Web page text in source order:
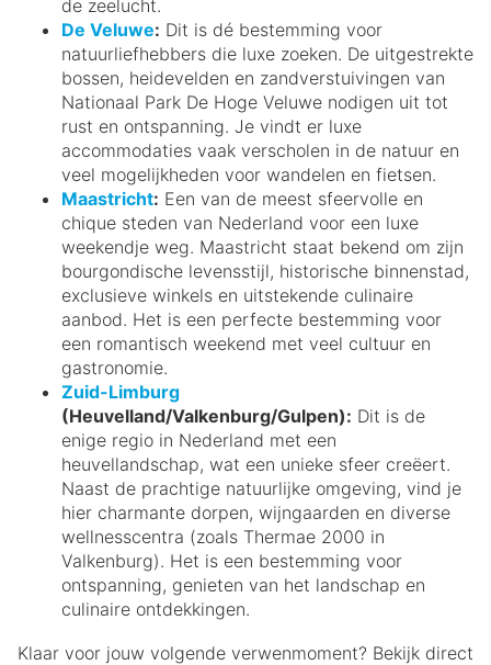
de zeelucht.
De Veluwe: Dit is dé bestemming voor
natuurliefhebbers die luxe zoeken. De uitgestrekte
bossen, heidevelden en zandverstuivingen van
Nationaal Park De Hoge Veluwe nodigen uit tot
rust en ontspanning. Je vindt er luxe
accommodaties vaak verscholen in de natuur en
veel mogelijkheden voor wandelen en fietsen.
Maastricht: Een van de meest sfeervolle en
chique steden van Nederland voor een luxe
weekendje weg. Maastricht staat bekend om zijn
bourgondische levensstijl, historische binnenstad,
exclusieve winkels en uitstekende culinaire
aanbod. Het is een perfecte bestemming voor
een romantisch weekend met veel cultuur en
gastronomie.
Zuid-Limburg
(Heuvelland/Valkenburg/Gulpen): Dit is de
enige regio in Nederland met een
heuvellandschap, wat een unieke sfeer creëert.
Naast de prachtige natuurlijke omgeving, vind je
hier charmante dorpen, wijngaarden en diverse
wellnesscentra (zoals Thermae 2000 in
Valkenburg). Het is een bestemming voor
ontspanning, genieten van het landschap en
culinaire ontdekkingen.
Klaar voor jouw volgende verwenmoment? Bekijk direct